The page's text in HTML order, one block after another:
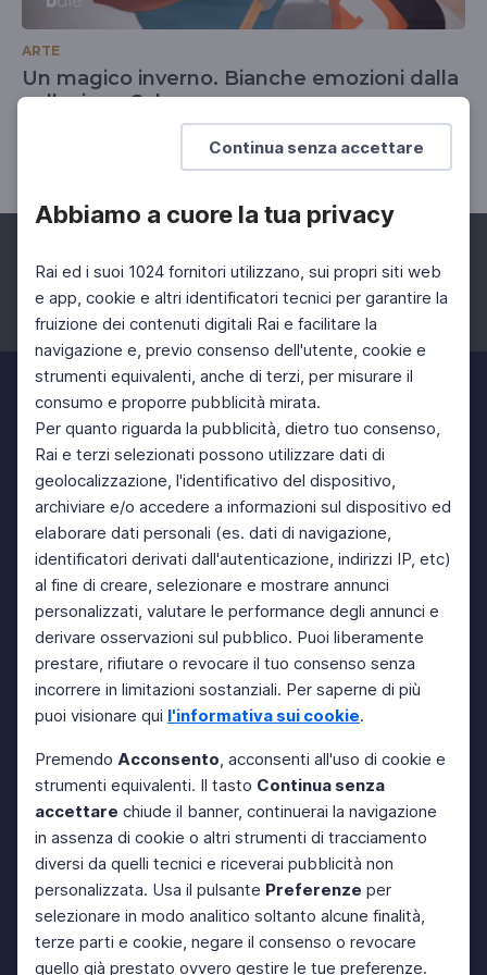
Continua senza accettare
Abbiamo a cuore la tua privacy
Rai ed i suoi 1024 fornitori utilizzano, sui propri siti web
e app, cookie e altri identificatori tecnici per garantire la
fruizione dei contenuti digitali Rai e facilitare la
navigazione e, previo consenso dell'utente, cookie e
strumenti equivalenti, anche di terzi, per misurare il
consumo e proporre pubblicità mirata.
Per quanto riguarda la pubblicità, dietro tuo consenso,
Rai e terzi selezionati possono utilizzare dati di
geolocalizzazione, l'identificativo del dispositivo,
archiviare e/o accedere a informazioni sul dispositivo ed
elaborare dati personali (es. dati di navigazione,
identificatori derivati dall'autenticazione, indirizzi IP, etc)
al fine di creare, selezionare e mostrare annunci
personalizzati, valutare le performance degli annunci e
derivare osservazioni sul pubblico. Puoi liberamente
prestare, rifiutare o revocare il tuo consenso senza
incorrere in limitazioni sostanziali. Per saperne di più
puoi visionare qui l'informativa sui cookie.
Premendo Acconsento, acconsenti all'uso di cookie e
strumenti equivalenti. Il tasto Continua senza
accettare chiude il banner, continuerai la navigazione
in assenza di cookie o altri strumenti di tracciamento
diversi da quelli tecnici e riceverai pubblicità non
personalizzata. Usa il pulsante Preferenze per
selezionare in modo analitico soltanto alcune finalità,
terze parti e cookie, negare il consenso o revocare
quello già prestato ovvero gestire le tue preferenze.
ARTE
Un magico inverno. Bianche emozioni dalla
collezione Salce
21 Nov 2025 > 29 Mar 2026
Facebook Instagram Twitter